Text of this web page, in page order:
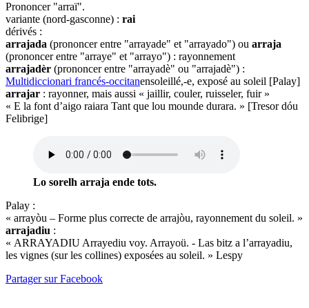
Prononcer "arraï".
variante (nord-gasconne) : rai
dérivés :
arrajada (prononcer entre "arrayade" et "arrayado") ou arraja
(prononcer entre "arraye" et "arrayo") : rayonnement
arrajadèr (prononcer entre "arrayadè" ou "arrajadè") :
Multidiccionari francés-occitanensoleillé,-e, exposé au soleil [Palay]
arrajar : rayonner, mais aussi « jaillir, couler, ruisseler, fuir »
« E la font d’aigo raiara Tant que lou mounde durara. » [Tresor dóu
Felibrige]
Lo sorelh arraja ende tots.
Palay :
« arrayòu – Forme plus correcte de arrajòu, rayonnement du soleil. »
arrajadiu :
« ARRAYADIU Arrayediu voy. Arrayoü. - Las bitz a l’arrayadiu,
les vignes (sur les collines) exposées au soleil. » Lespy
Partager sur Facebook